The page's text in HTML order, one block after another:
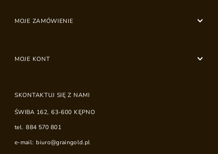
MOJE ZAMÓWIENIE
MOJE KONT
SKONTAKTUJ SIĘ Z NAMI
ŚWIBA 162, 63-600 KĘPNO
tel. 884 570 801
e-mail: biuro@graingold.pl